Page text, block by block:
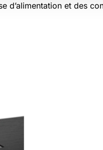
d’alimentation et des